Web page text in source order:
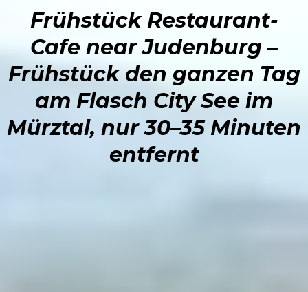
Frühstück Restaurant-
Cafe near Judenburg –
Frühstück den ganzen Tag
am Flasch City See im
Mürztal, nur 30–35 Minuten
entfernt